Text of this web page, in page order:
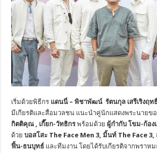
เริ่มด้วยพิธีกร แดนนี่ – พิชาพัฒน์ รัตนกุล เสรีเริงฤท
มีเกียรติและสื่อมวลชน แนะนำคู่นักแสดงพระนายขอ
กิตติคุณ , เกี๊ยก-วัทธิกร พร้อมด้วยผู้กำกับ โขม-ก้อง
ด้วยบอสโสะ The Face Men 3, มิ้นท์ The Face
ฟิ้น-ธนบุทธ์ และทีมงาน โดยได้รับเกียรติจากพราห